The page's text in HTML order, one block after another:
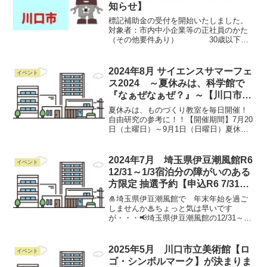
知らせ】
標記補助金の受付を開始いたしました。
対象者：市内中小企業等の正社員のかた
（その他要件あり） 30歳以下の
間：令和6年10月1日～令和7年9月30日の
1年間の...
イベント
2024年8月 サイエンスサマーフェ
ス2024 ～夏休みは、科学館で
『なぁぜなぁぜ？』～【川口市立
科学館 R6 9/1迄開催】
夏休みは、ものづくり教室を毎日開催！
自由研究の参考に！！【開催期間】7月20
日（土曜日）～9月1日（日曜日）夏休み
金・日曜・祝日（8月4日除く）は「どき
どきサイエンス」...
イベント
2024年7月 埼玉県伊豆潮風館R6
12/31～1/3宿泊分の障がいのある
方限定 抽選予約【申込R6 7/31ま
で】
🎍埼玉県伊豆潮風館で 年末年始を過ご
しませんか♨ちょっと気は早いです
が・・・📢埼玉県伊豆潮風館の12/31～
ら7/31（当日消印有効）までにお申込み
ください🖊抽...
イベント
2025年5月 川口市立美術館【ロ
ゴ・シンボルマーク】が決まりま